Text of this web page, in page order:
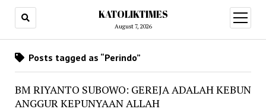
KATOLIKTIMES
August 7, 2026
open
menu
Posts tagged as “Perindo”
BM RIYANTO SUBOWO: GEREJA ADALAH KEBUN
ANGGUR KEPUNYAAN ALLAH